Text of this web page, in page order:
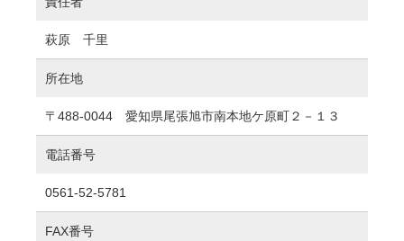
萩原 千里
所在地
〒488-0044 愛知県尾張旭市南本地ケ原町２－１３
電話番号
0561-52-5781
FAX番号